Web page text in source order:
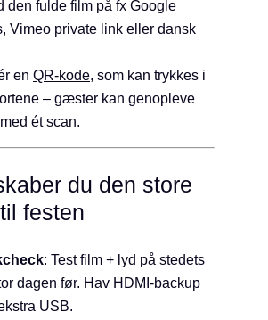
den fulde film på fx Google
Vimeo private link eller dansk
en QR-kode, som kan trykkes i
– gæster kan genopleve
ét scan.
du den store
festen
: Test film + lyd på stedets
dagen før. Hav HDMI-backup
USB.